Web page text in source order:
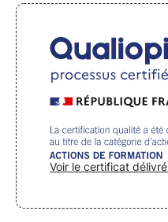
Voir le certificat